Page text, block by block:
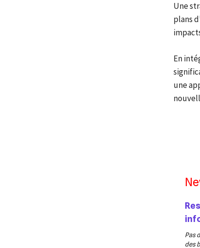
Une
plans
En
une
Pas
des